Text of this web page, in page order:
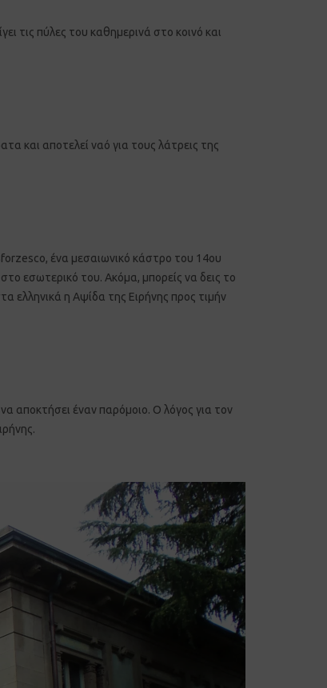
τις πύλες του καθημερινά στο κοινό και
και αποτελεί ναό για τους λάτρεις της
ένα μεσαιωνικό κάστρο του 14ου
εσωτερικό του. Ακόμα, μπορείς να δεις το
ελληνικά η Αψίδα της Ειρήνης προς τιμήν
αποκτήσει έναν παρόμοιο. Ο λόγος για τον